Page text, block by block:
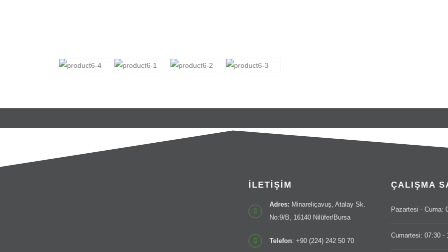
İLETİŞİM
Adres: Minareliçavuş, Atalay Sk.
No:9/B, 16140 Nilüfer/Bursa
Telefon: +90 (224) 242 50 70
ÇALIŞMA
Pazartesi - Cuma:
Cumartesi: 07:30 -